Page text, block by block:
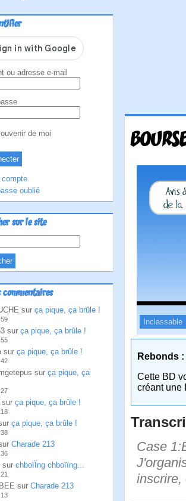
ou adresse e-mail
de moi
compte
oublié
sur le site
commentaires
sur ça pique, ça brûle !
sur ça pique, ça brûle !
sur ça pique, ça brûle !
sur ça pique, ça
sur ça pique, ça brûle !
ça pique, ça brûle !
Charade 213
sur chboïÏng chboïïng...
sur Charade 213
Inclassable
Rebonds :
Cette BD
créant une
Case
inscrire,